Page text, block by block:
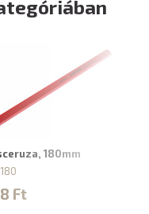
180mm
Ft